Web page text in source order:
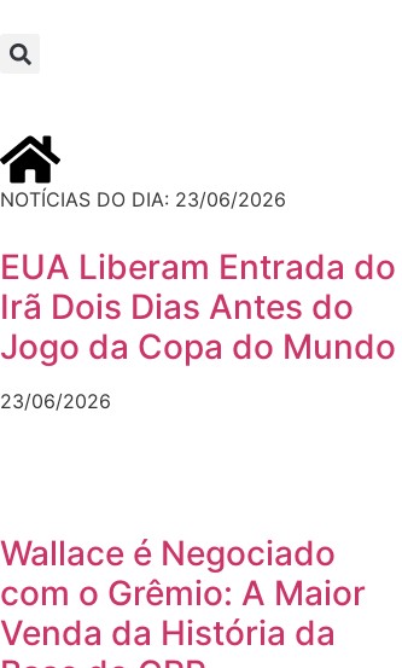
NOTÍCIAS DO DIA: 23/06/2026
EUA Liberam Entrada do
Irã Dois Dias Antes do
Jogo da Copa do Mundo
23/06/2026
Wallace é Negociado
com o Grêmio: A Maior
Venda da História da